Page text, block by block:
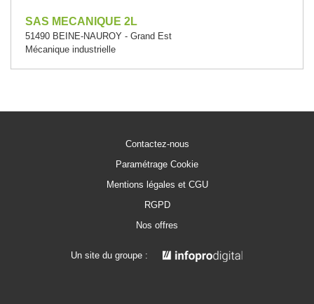
SAS MECANIQUE 2L
51490 BEINE-NAUROY - Grand Est
Mécanique industrielle
Contactez-nous
Paramétrage Cookie
Mentions légales et CGU
RGPD
Nos offres
Un site du groupe :